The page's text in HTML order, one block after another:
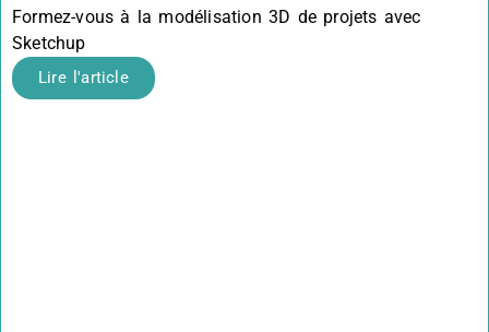
Formez-vous à la modélisation 3D de projets avec
Sketchup
Lire l'article